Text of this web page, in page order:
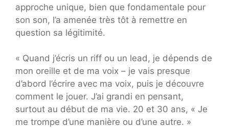
approche unique, bien que fondamentale pour
son son, l’a amenée très tôt à remettre en
question sa légitimité.
« Quand j’écris un riff ou un lead, je dépends de
mon oreille et de ma voix – je vais presque
d’abord l’écrire avec ma voix, puis je découvre
comment le jouer. J’ai grandi en pensant,
surtout au début de ma vie. 20 et 30 ans, « Je
me trompe d’une manière ou d’une autre. »